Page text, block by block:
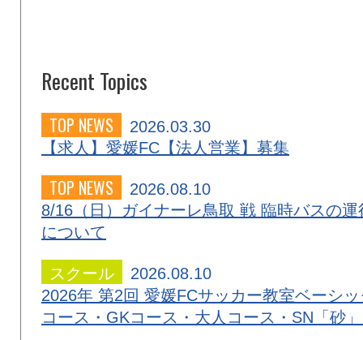
Recent Topics
TOP NEWS
2026.03.30
【求人】愛媛FC【法人営業】募集
TOP NEWS
2026.08.10
8/16（日）ガイナーレ鳥取 戦 臨時バスの運
について
スクール
2026.08.10
2026年 第2回 愛媛FCサッカー教室ベーシッ
コース・GKコース・大人コース・SN「砂